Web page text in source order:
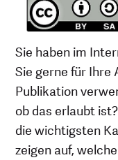
Sie haben im
Sie gerne für Ihre
Publikation
ob das erlaubt
die wichtigsten
zeigen auf,